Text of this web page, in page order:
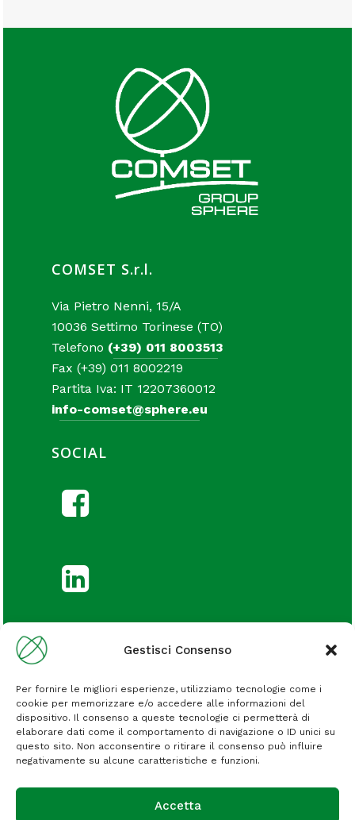
Gestisci Consenso
Per fornire le migliori esperienze, utilizziamo tecnologie come i
cookie per memorizzare e/o accedere alle informazioni del
dispositivo. Il consenso a queste tecnologie ci permetterà di
elaborare dati come il comportamento di navigazione o ID unici su
questo sito. Non acconsentire o ritirare il consenso può influire
negativamente su alcune caratteristiche e funzioni.
Accetta
COMSET S.r.l.
Via Pietro Nenni, 15/A
10036 Settimo Torinese (TO)
Telefono (+39) 011 8003513
Fax (+39) 011 8002219
Partita Iva: IT 12207360012
info-comset@sphere.eu
SOCIAL
Servizio Consumatori
servizio.consumatori@sphere.eu